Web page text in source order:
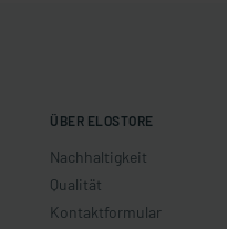
ÜBER ELOSTORE
Nachhaltigkeit
Qualität
Kontaktformular